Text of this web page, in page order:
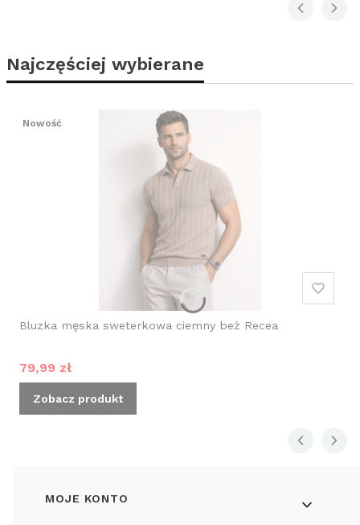
Najczęściej wybierane
Nowość
Bluzka męska sweterkowa ciemny beż Recea
Cena promocyjna
79,99 zł
Zobacz produkt
Linki w stopce
MOJE KONTO